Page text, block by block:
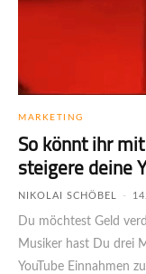
MARKETING
So könnt ihr
steigere deine
NIKOLAI SCHÖBEL -
Du möchtest Geld
Musiker hast Du drei
YouTube Einnahmen